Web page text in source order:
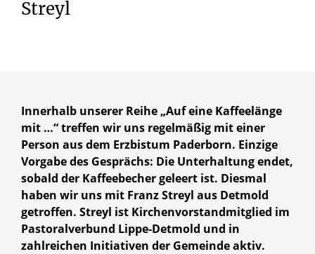
Streyl
Innerhalb unserer Reihe „Auf eine Kaffeelänge
mit …“ treffen wir uns regelmäßig mit einer
Person aus dem Erzbistum Paderborn. Einzige
Vorgabe des Gesprächs: Die Unterhaltung endet,
sobald der Kaffeebecher geleert ist. Diesmal
haben wir uns mit Franz Streyl aus Detmold
getroffen. Streyl ist Kirchenvorstandmitglied im
Pastoralverbund Lippe-Detmold und in
zahlreichen Initiativen der Gemeinde aktiv.